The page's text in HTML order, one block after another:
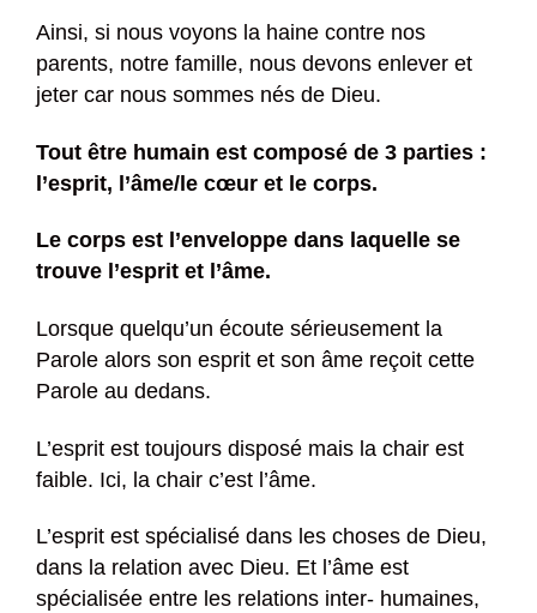
Ainsi, si nous voyons la haine contre nos
parents, notre famille, nous devons enlever et
jeter car nous sommes nés de Dieu.
Tout être humain est composé de 3 parties :
l’esprit, l’âme/le cœur et le corps.
Le corps est l’enveloppe dans laquelle se
trouve l’esprit et l’âme.
Lorsque quelqu’un écoute sérieusement la
Parole alors son esprit et son âme reçoit cette
Parole au dedans.
L’esprit est toujours disposé mais la chair est
faible. Ici, la chair c’est l’âme.
L’esprit est spécialisé dans les choses de Dieu,
dans la relation avec Dieu. Et l’âme est
spécialisée entre les relations inter- humaines,